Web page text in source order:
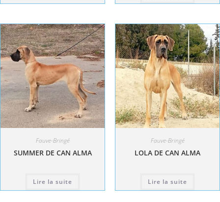
Fauve-Bringé
SUMMER DE CAN ALMA
Lire la suite
Fauve-Bringé
LOLA DE CAN ALMA
Lire la suite